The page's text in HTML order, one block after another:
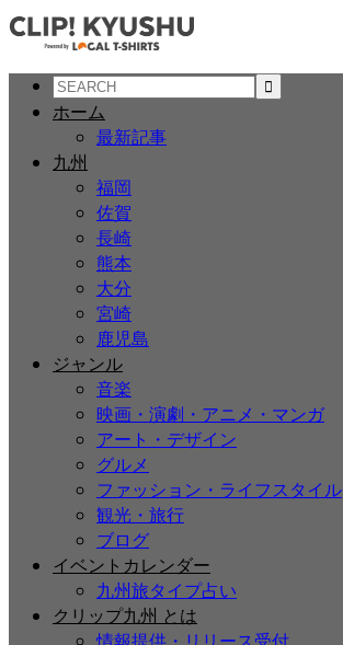
ホーム
最新記事
九州
福岡
佐賀
長崎
熊本
大分
宮崎
鹿児島
ジャンル
音楽
映画・演劇・アニメ・マンガ
アート・デザイン
グルメ
ファッション・ライフスタイル
観光・旅行
ブログ
イベントカレンダー
九州旅タイプ占い
クリップ九州 とは
情報提供・リリース受付